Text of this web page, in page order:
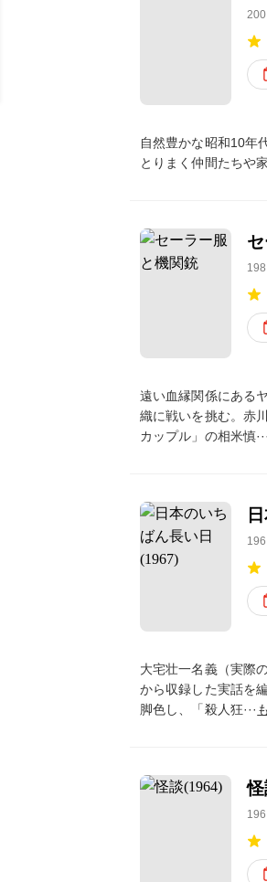
自然豊かな昭和10年
とりまく仲間たちや
遠い血縁関係にある
織に戦いを挑む。赤
カップル」の相米慎···
大宅壮一名義（実際
から収録した実話を
脚色し、「殺人狂···